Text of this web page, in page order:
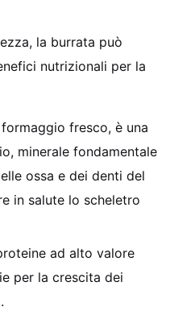
la burrata può
nutrizionali per la
fresco, è una
minerale fondamentale
ossa e dei denti del
in salute lo scheletro
ad alto valore
per la crescita dei